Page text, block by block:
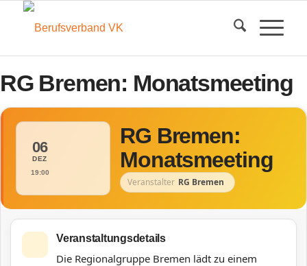
RG Bremen: Monatsmeeting
06
DEZ
19:00
RG Bremen:
Monatsmeeting
Veranstalter RG Bremen
Veranstaltungsdetails
Die Regionalgruppe Bremen lädt zu einem